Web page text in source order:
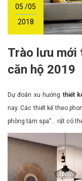
05 /05
2018
Trào lưu mới trong thiết kế nội thất
căn hộ 2019
Dự đoán xu hướng thiết
nay. Các thiết kế theo
phòng tắm spa”… rất có